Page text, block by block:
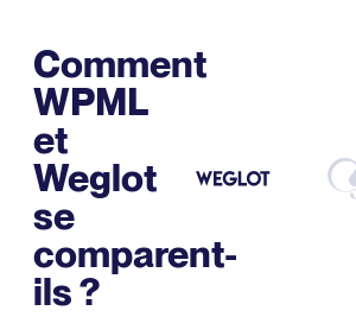
Comment
WPML
et
Weglot
se
comparent-
ils ?